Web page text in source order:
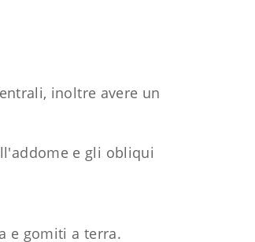
inoltre avere un
e gli obliqui
e gomiti a terra.